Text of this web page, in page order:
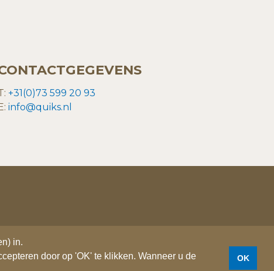
in.
door op 'OK' te klikken. Wanneer u de
OK
in.
door op 'OK' te klikken. Wanneer u de
OK
+31(0)73 599 20 93
E: info@quiks.nl